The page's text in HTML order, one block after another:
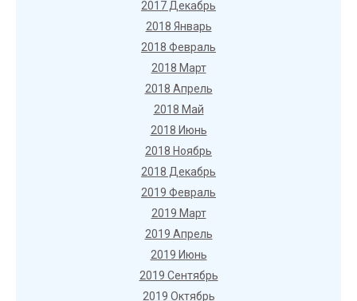
2017 Декабрь
2018 Январь
2018 Февраль
2018 Март
2018 Апрель
2018 Май
2018 Июнь
2018 Ноябрь
2018 Декабрь
2019 Февраль
2019 Март
2019 Апрель
2019 Июнь
2019 Сентябрь
2019 Октябрь